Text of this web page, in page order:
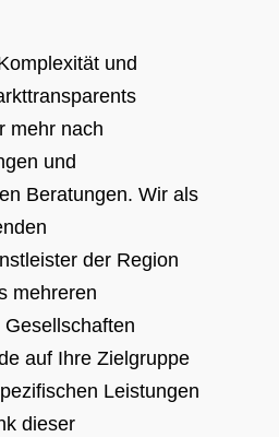
und
mehr nach
und
Beratungen. Wir als
der Region
mehreren
auf Ihre Zielgruppe
Leistungen
dieser